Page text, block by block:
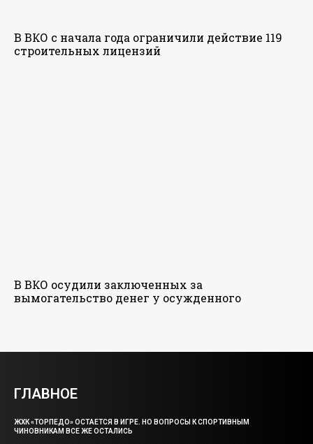
В ВКО с начала года ограничили действие 119
строительных лицензий
В ВКО осудили заключенных за
вымогательство денег у осужденного
ГЛАВНОЕ
ЖХК «ТОРПЕДО» ОСТАЕТСЯ В ИГРЕ. НО ВОПРОСЫ К СПОРТИВНЫМ
ЧИНОВНИКАМ ВСЕ ЖЕ ОСТАЛИСЬ